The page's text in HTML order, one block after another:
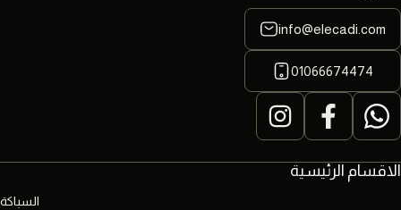
الاقسام الرئيسية
السباكة
info@elecadi.com
01066674474